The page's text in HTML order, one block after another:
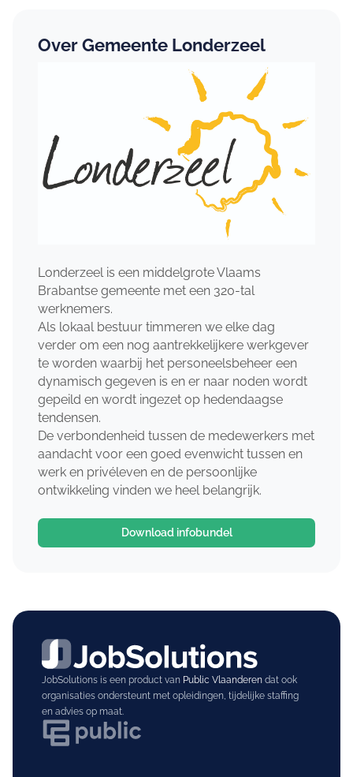
Over Gemeente Londerzeel
Londerzeel is een middelgrote Vlaams
Brabantse gemeente met een 320-tal
werknemers.
Als lokaal bestuur timmeren we elke dag
verder om een nog aantrekkelijkere werkgever
te worden waarbij het personeelsbeheer een
dynamisch gegeven is en er naar noden wordt
gepeild en wordt ingezet op hedendaagse
tendensen.
De verbondenheid tussen de medewerkers met
aandacht voor een goed evenwicht tussen en
werk en privéleven en de persoonlijke
ontwikkeling vinden we heel belangrijk.
Download infobundel
JobSolutions is een product van Public Vlaanderendat ook
organisaties ondersteunt met opleidingen, tijdelijke staffing
en advies op maat.